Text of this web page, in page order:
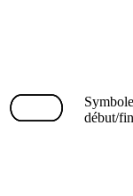
début/fin